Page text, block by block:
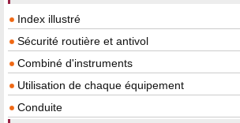
Index illustré
Sécurité routière et antivol
Combiné d'instruments
Utilisation de chaque équipement
Conduite